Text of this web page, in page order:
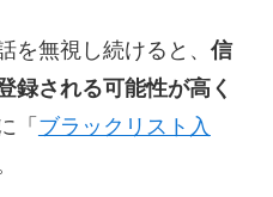
を無視し続けると、 信
録される可能性が高く
「 ブラックリスト入